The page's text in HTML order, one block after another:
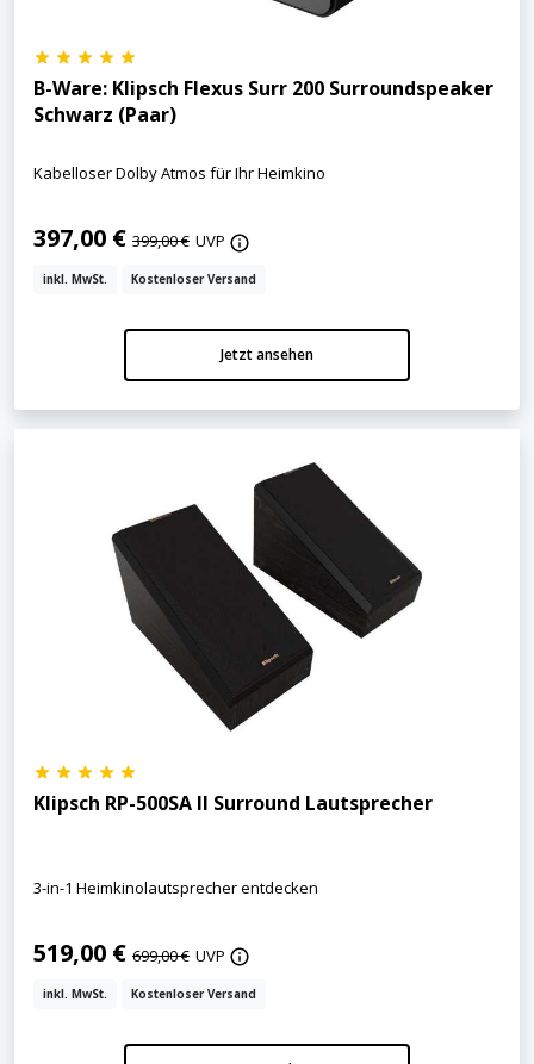
B-Ware: Klipsch Flexus Surr 200 Surroundspeaker
Schwarz (Paar)
Kabelloser Dolby Atmos für Ihr Heimkino
397,00 € 399,00 € UVP
inkl. MwSt. Kostenloser Versand
Jetzt ansehen
Klipsch RP-500SA II Surround Lautsprecher
3-in-1 Heimkinolautsprecher entdecken
519,00 € 699,00 € UVP
inkl. MwSt. Kostenloser Versand